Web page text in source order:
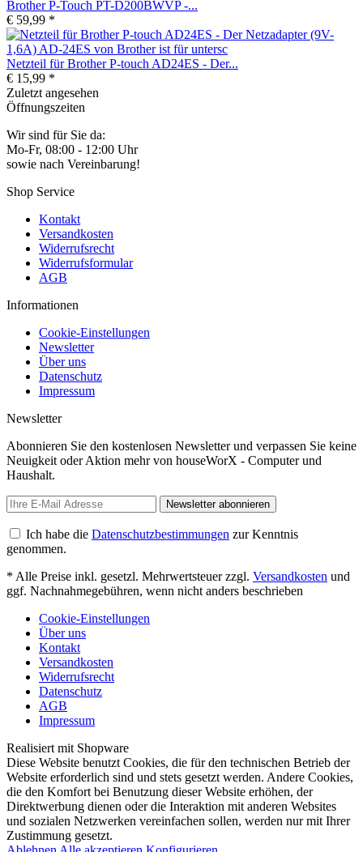
Brother P-Touch PT-D200BWVP -...
€ 59,99 *
Netzteil für Brother P-touch AD24ES - Der...
€ 15,99 *
Zuletzt angesehen
Öffnungszeiten
Wir sind für Sie da:
Mo-Fr, 08:00 - 12:00 Uhr
sowie nach Vereinbarung!
Shop Service
Kontakt
Versandkosten
Widerrufsrecht
Widerrufsformular
AGB
Informationen
Cookie-Einstellungen
Newsletter
Über uns
Datenschutz
Impressum
Newsletter
Abonnieren Sie den kostenlosen Newsletter und verpassen Sie keine
Neuigkeit oder Aktion mehr von houseWorX - Computer und
Haushalt.
Newsletter abonnieren
Ich habe die Datenschutzbestimmungen zur Kenntnis
genommen.
* Alle Preise inkl. gesetzl. Mehrwertsteuer zzgl. Versandkosten und
ggf. Nachnahmegebühren, wenn nicht anders beschrieben
Cookie-Einstellungen
Über uns
Kontakt
Versandkosten
Widerrufsrecht
Datenschutz
AGB
Impressum
Realisiert mit Shopware
Diese Website benutzt Cookies, die für den technischen Betrieb der
Website erforderlich sind und stets gesetzt werden. Andere Cookies,
die den Komfort bei Benutzung dieser Website erhöhen, der
Direktwerbung dienen oder die Interaktion mit anderen Websites
und sozialen Netzwerken vereinfachen sollen, werden nur mit Ihrer
Zustimmung gesetzt.